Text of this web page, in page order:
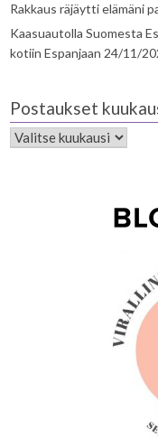
Rakkaus räjäytti elämäni
Kaasuautolla Suomesta
kotiin Espanjaan 24/11/
Postaukset